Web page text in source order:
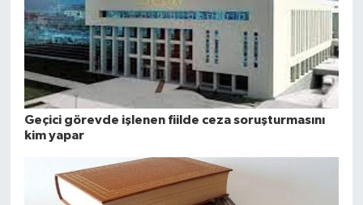
Geçici görevde işlenen fiilde ceza soruşturmasını
kim yapar